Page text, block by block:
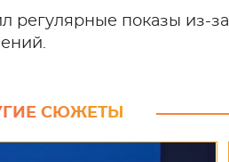
регулярные показы из-за
СЮЖЕТЫ